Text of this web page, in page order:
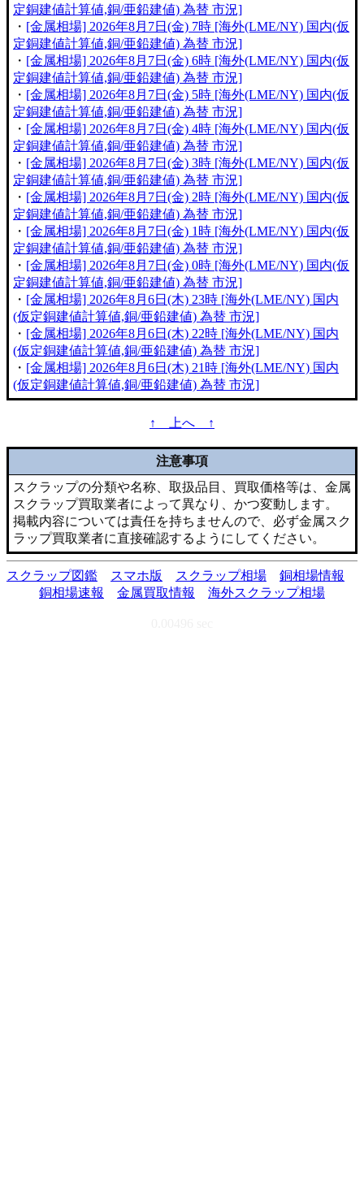
定銅建値計算値,銅/亜鉛建値) 為替 市況]
・ [金属相場] 2026年8月7日(金) 7時 [海外(LME/NY) 国内(仮
定銅建値計算値,銅/亜鉛建値) 為替 市況]
・ [金属相場] 2026年8月7日(金) 6時 [海外(LME/NY) 国内(仮
定銅建値計算値,銅/亜鉛建値) 為替 市況]
・ [金属相場] 2026年8月7日(金) 5時 [海外(LME/NY) 国内(仮
定銅建値計算値,銅/亜鉛建値) 為替 市況]
・ [金属相場] 2026年8月7日(金) 4時 [海外(LME/NY) 国内(仮
定銅建値計算値,銅/亜鉛建値) 為替 市況]
・ [金属相場] 2026年8月7日(金) 3時 [海外(LME/NY) 国内(仮
定銅建値計算値,銅/亜鉛建値) 為替 市況]
・ [金属相場] 2026年8月7日(金) 2時 [海外(LME/NY) 国内(仮
定銅建値計算値,銅/亜鉛建値) 為替 市況]
・ [金属相場] 2026年8月7日(金) 1時 [海外(LME/NY) 国内(仮
定銅建値計算値,銅/亜鉛建値) 為替 市況]
・ [金属相場] 2026年8月7日(金) 0時 [海外(LME/NY) 国内(仮
定銅建値計算値,銅/亜鉛建値) 為替 市況]
・ [金属相場] 2026年8月6日(木) 23時 [海外(LME/NY) 国内
(仮定銅建値計算値,銅/亜鉛建値) 為替 市況]
・ [金属相場] 2026年8月6日(木) 22時 [海外(LME/NY) 国内
(仮定銅建値計算値,銅/亜鉛建値) 為替 市況]
・ [金属相場] 2026年8月6日(木) 21時 [海外(LME/NY) 国内
(仮定銅建値計算値,銅/亜鉛建値) 為替 市況]
↑ 上へ ↑
注意事項
スクラップの分類や名称、取扱品目、買取価格等は、金属
スクラップ買取業者によって異なり、かつ変動します。
掲載内容については責任を持ちませんので、必ず金属スク
ラップ買取業者に直接確認するようにしてください。
スクラップ図鑑 スマホ版 スクラップ相場
銅相場情報
銅相場速報
金属買取情報 海外スクラップ相場